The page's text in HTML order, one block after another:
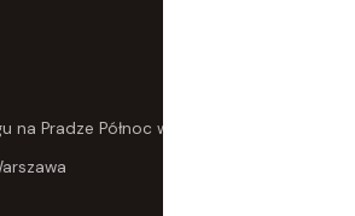
Pradze Północ w Warszawie.